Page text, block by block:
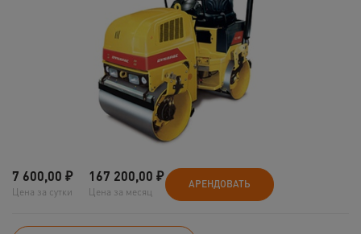
7 600,00 ₽
Цена за сутки
167 200,00 ₽
Цена за месяц
АРЕНДОВАТЬ